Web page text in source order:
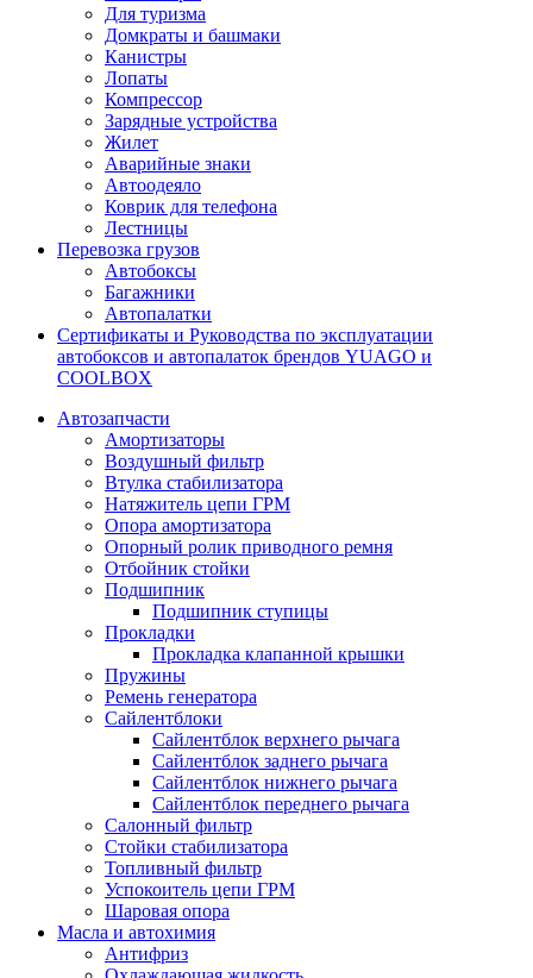
Для туризма
Домкраты и башмаки
Канистры
Лопаты
Компрессор
Зарядные устройства
Жилет
Аварийные знаки
Автоодеяло
Коврик для телефона
Лестницы
Перевозка грузов
Автобоксы
Багажники
Автопалатки
Сертификаты и Руководства по эксплуатации
автобоксов и автопалаток брендов YUAGO и
COOLBOX
Автозапчасти
Амортизаторы
Воздушный фильтр
Втулка стабилизатора
Натяжитель цепи ГРМ
Опора амортизатора
Опорный ролик приводного ремня
Отбойник стойки
Подшипник
Подшипник ступицы
Прокладки
Прокладка клапанной крышки
Пружины
Ремень генератора
Сайлентблоки
Сайлентблок верхнего рычага
Сайлентблок заднего рычага
Сайлентблок нижнего рычага
Сайлентблок переднего рычага
Салонный фильтр
Стойки стабилизатора
Топливный фильтр
Успокоитель цепи ГРМ
Шаровая опора
Масла и автохимия
Антифриз